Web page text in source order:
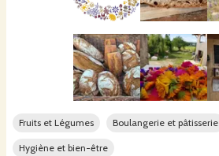
Fruits et Légumes Boulangerie et pâtisserie
Hygiène et bien-être